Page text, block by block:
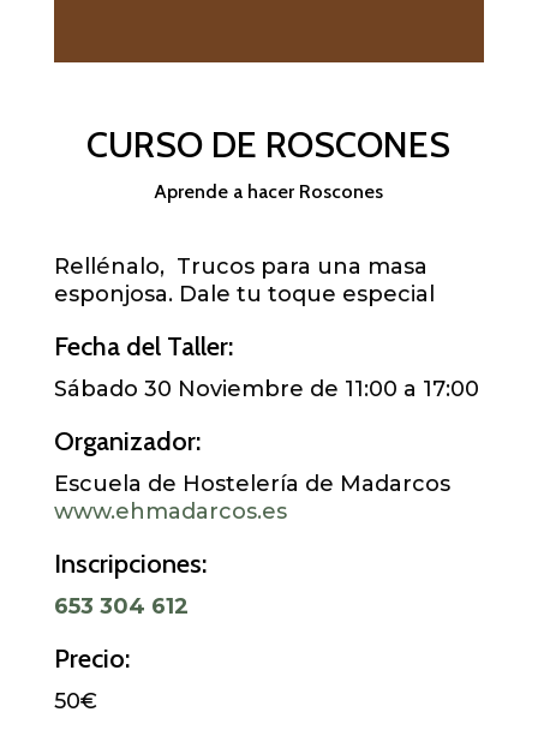
CURSO DE ROSCONES
Aprende a hacer Roscones
Rellénalo, Trucos para una masa
esponjosa. Dale tu toque especial
Fecha del Taller:
Sábado 30 Noviembre de 11:00 a 17:00
Organizador:
Escuela de Hostelería de Madarcos
www.ehmadarcos.es
Inscripciones:
653 304 612
Precio:
50€